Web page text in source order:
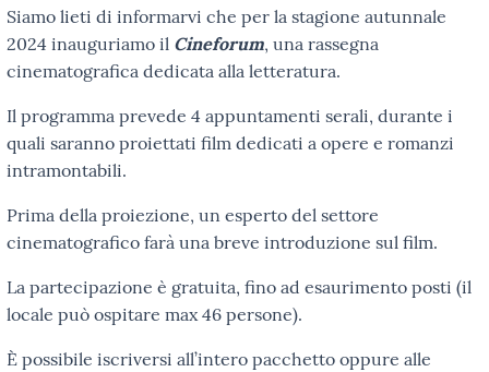
Siamo lieti di informarvi che per la stagione autunnale
2024 inauguriamo il Cineforum, una rassegna
cinematografica dedicata alla letteratura.
Il programma prevede 4 appuntamenti serali, durante i
quali saranno proiettati film dedicati a opere e romanzi
intramontabili.
Prima della proiezione, un esperto del settore
cinematografico farà una breve introduzione sul film.
La partecipazione è gratuita, fino ad esaurimento posti (il
locale può ospitare max 46 persone).
È possibile iscriversi all’intero pacchetto oppure alle